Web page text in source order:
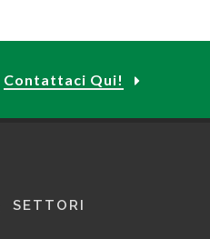
Contattaci Qui!
SETTORI